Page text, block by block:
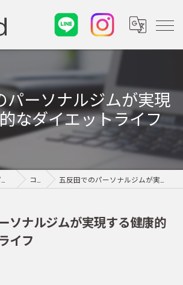
パーソナルジムが実現
なダイエットライフ
コラム 五反田でのパーソナルジムが実現する健康的なダイエットライフ
ソナルジムが実現する健康的
イフ